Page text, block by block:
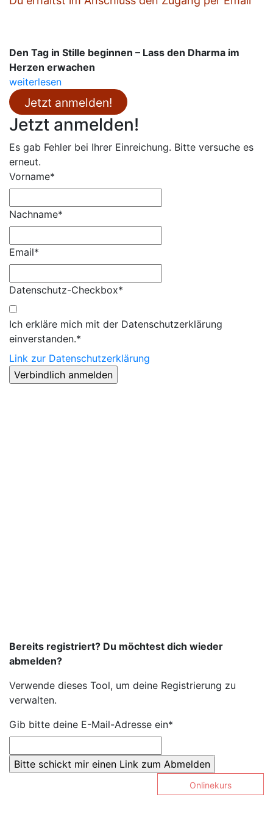
Den Tag in Stille beginnen – Lass den Dharma im
Herzen erwachen
weiterlesen
Jetzt anmelden!
Jetzt anmelden!
Es gab Fehler bei Ihrer Einreichung. Bitte versuche es
erneut.
Vorname*
Nachname*
Email*
Datenschutz-Checkbox*
Ich erkläre mich mit der Datenschutzerklärung
einverstanden.*
Link zur Datenschutzerklärung
Bereits registriert? Du möchtest dich wieder
abmelden?
Verwende dieses Tool, um deine Registrierung zu
verwalten.
Gib bitte deine E-Mail-Adresse ein*
Onlinekurs